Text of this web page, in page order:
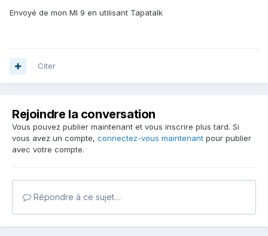
Envoyé de mon MI 9 en utilisant Tapatalk
Citer
Rejoindre la conversation
Vous pouvez publier maintenant et vous inscrire plus tard. Si
vous avez un compte, connectez-vous maintenant pour publier
avec votre compte.
Répondre à ce sujet…